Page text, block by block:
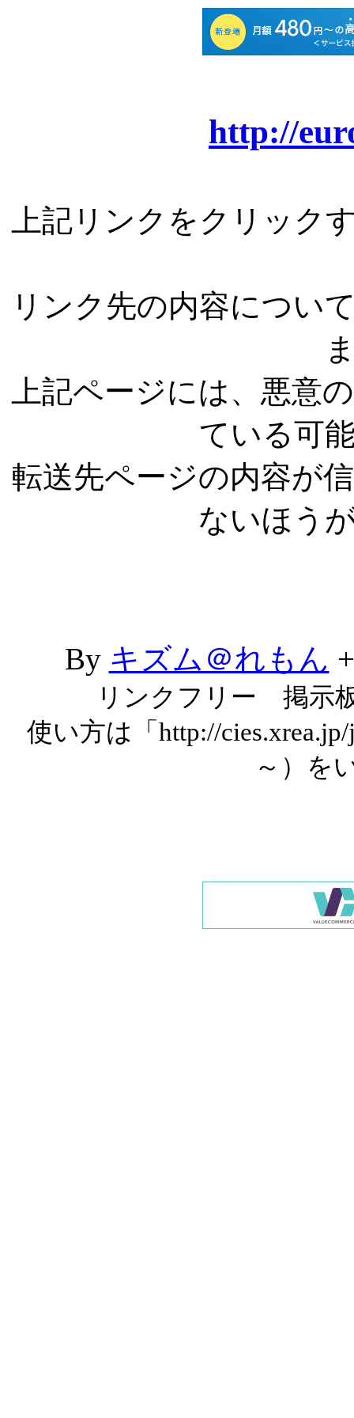
http://
上記リンクをクリック
リンク先の内容につい
上記ページには、悪意
ている可
転送先ページの内容が
ないほう
By キズム＠れもん
リンクフリー 掲示
使い方は「http://
～）を